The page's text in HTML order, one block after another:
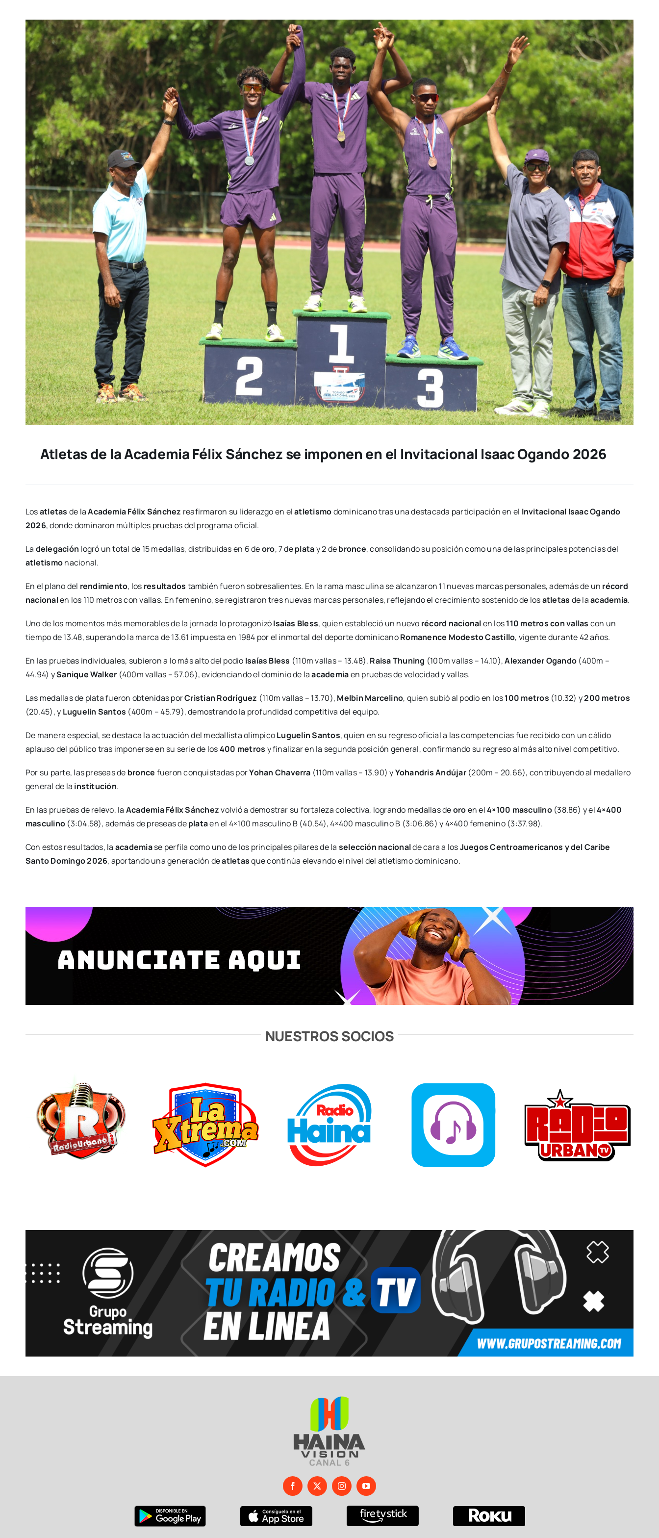
Atletas de la Academia Félix Sánchez se imponen en el Invitacional Isaac Ogando 2026
Losatletas de laAcademia Félix Sánchez reafirmaron su liderazgo en elatletismodominicano tras una destacada participación en el Invitacional Isaac Ogando
2026, donde dominaron múltiples pruebas del programa oficial.
La delegación logró un total de 15 medallas, distribuidas en 6 deoro, 7 deplatay 2 debronce, consolidando su posición como una de las principales potencias del
atletismonacional.
En el plano del rendimiento, los resultados también fueron sobresalientes. En la rama masculina se alcanzaron 11 nuevas marcas personales, además de un récord
nacionalen los 110 metros con vallas. En femenino, se registraron tres nuevas marcas personales, reflejando el crecimiento sostenido de losatletas de laacademia.
Uno de los momentos más memorables de la jornada lo protagonizóIsaías Bless, quien estableció un nuevo récord nacionalen los110 metros con vallas con un
tiempo de 13.48, superando la marca de 13.61 impuesta en 1984 por el inmortal del deporte dominicanoRomanence Modesto Castillo, vigente durante 42 años.
En las pruebas individuales, subieron a lo más alto del podio Isaías Bless (110m vallas – 13.48), Raisa Thuning (100m vallas – 14.10),Alexander Ogando (400m –
44.94) ySanique Walker (400m vallas – 57.06), evidenciando el dominio de laacademiaen pruebas de velocidad y vallas.
Las medallas de plata fueron obtenidas porCristian Rodríguez (110m vallas – 13.70), Melbin Marcelino, quien subió al podio en los100 metros (10.32) y200 metros
(20.45), y Luguelin Santos (400m – 45.79), demostrando la profundidad competitiva del equipo.
De manera especial, se destaca la actuación del medallista olímpicoLuguelin Santos, quien en su regreso oficial a las competencias fue recibido con un cálido
aplauso del público tras imponerse en su serie de los400 metros y finalizar en la segunda posición general, confirmando su regreso al más alto nivel competitivo.
Por su parte, las preseas de bronce fueron conquistadas porYohan Chaverra (110m vallas – 13.90) yYohandris Andújar(200m – 20.66), contribuyendo al medallero
general de la institución.
En las pruebas de relevo, la Academia Félix Sánchezvolvió a demostrar su fortaleza colectiva, logrando medallas deoroen el4×100 masculino(38.86) y el4×400
masculino (3:04.58), además de preseas deplataen el 4×100 masculino B (40.54), 4×400 masculino B (3:06.86) y 4×400 femenino (3:37.98).
Con estos resultados, la academiase perfila como uno de los principales pilares de la selección nacionalde cara a losJuegos Centroamericanos y del Caribe
Santo Domingo 2026, aportando una generación deatletasque continúa elevando el nivel del atletismo dominicano.
NUESTROS SOCIOS